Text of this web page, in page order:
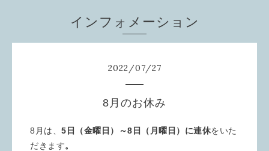
インフォメーション
2022/07/27
8月のお休み
8月は、 5日（金曜日）～8日（月曜日）に連休をいた
だきます。